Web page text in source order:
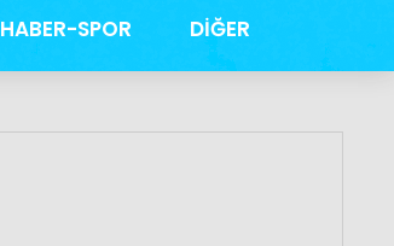
HABER-SPOR DİĞER